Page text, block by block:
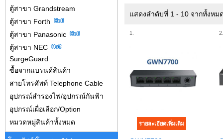
แสดงลำดับที่ 1 - 10 จากทั้งหม
1. 2.
ตู้สาขา Grandstream
ตู้สาขา Forth
ตู้สาขา Panasonic
ตู้สาขา NEC
SurgeGuard
ซื้อจากแบรนด์สินค้า
สายโทรศัพท์ Telephone Cable
อุปกรณ์สำรองไฟ/อุปกรณ์กันฟ้า
อุปกรณ์เผื่อเลือก/Option
หมวดหมู่สินค้าทั้งหมด